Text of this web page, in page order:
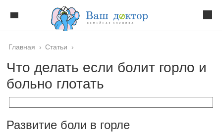
Главная › Статьи ›
Что делать если болит горло и
больно глотать
Развитие боли в горле